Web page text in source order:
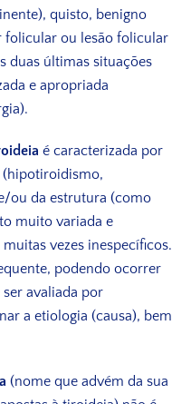
quisto, benigno
ou lesão folicular
duas últimas situações
e apropriada
é caracterizada por
(hipotiroidismo,
ou da estrutura (como
muito variada e
vezes inespecíficos.
podendo ocorrer
avaliada por
a etiologia (causa), bem
(nome que advém da sua